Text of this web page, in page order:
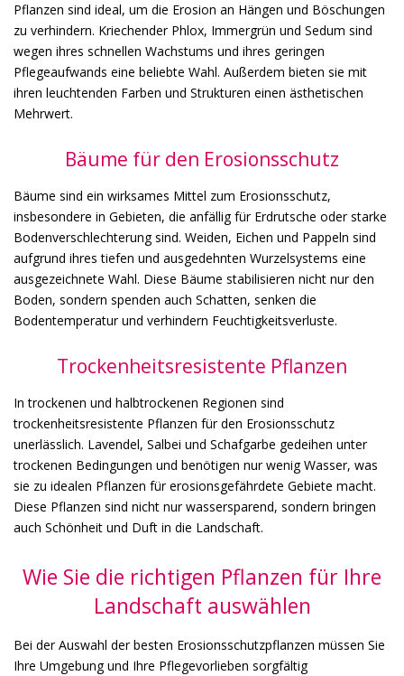
Pflanzen sind ideal, um die Erosion an Hängen und Böschungen
zu verhindern. Kriechender Phlox, Immergrün und Sedum sind
wegen ihres schnellen Wachstums und ihres geringen
Pflegeaufwands eine beliebte Wahl. Außerdem bieten sie mit
ihren leuchtenden Farben und Strukturen einen ästhetischen
Mehrwert.
Bäume für den Erosionsschutz
Bäume sind ein wirksames Mittel zum Erosionsschutz,
insbesondere in Gebieten, die anfällig für Erdrutsche oder starke
Bodenverschlechterung sind. Weiden, Eichen und Pappeln sind
aufgrund ihres tiefen und ausgedehnten Wurzelsystems eine
ausgezeichnete Wahl. Diese Bäume stabilisieren nicht nur den
Boden, sondern spenden auch Schatten, senken die
Bodentemperatur und verhindern Feuchtigkeitsverluste.
Trockenheitsresistente Pflanzen
In trockenen und halbtrockenen Regionen sind
trockenheitsresistente Pflanzen für den Erosionsschutz
unerlässlich. Lavendel, Salbei und Schafgarbe gedeihen unter
trockenen Bedingungen und benötigen nur wenig Wasser, was
sie zu idealen Pflanzen für erosionsgefährdete Gebiete macht.
Diese Pflanzen sind nicht nur wassersparend, sondern bringen
auch Schönheit und Duft in die Landschaft.
Wie Sie die richtigen Pflanzen für Ihre
Landschaft auswählen
Bei der Auswahl der besten Erosionsschutzpflanzen müssen Sie
Ihre Umgebung und Ihre Pflegevorlieben sorgfältig